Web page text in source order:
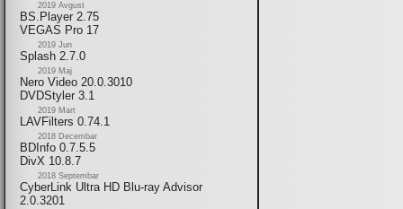
2019 Avgust
BS.Player 2.75
VEGAS Pro 17
2019 Jun
Splash 2.7.0
2019 Maj
Nero Video 20.0.3010
DVDStyler 3.1
2019 Mart
LAVFilters 0.74.1
2018 Decembar
BDInfo 0.7.5.5
DivX 10.8.7
2018 Septembar
CyberLink Ultra HD Blu-ray Advisor
2.0.3201